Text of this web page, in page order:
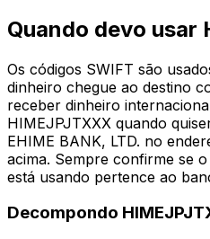
Quando devo usar
Os códigos SWIFT são
dinheiro chegue ao destino
receber dinheiro
HIMEJPJTXXX quando
EHIME BANK, LTD. no
acima. Sempre confirme se
está usando pertence ao
Decompondo